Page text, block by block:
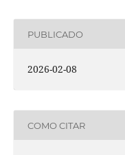
PUBLICADO
2026-02-08
COMO CITAR